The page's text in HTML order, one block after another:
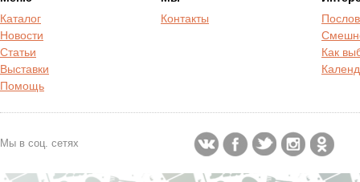
Каталог
Новости
Статьи
Выставки
Помощь
Контакты
Как
Мы в соц. сетях